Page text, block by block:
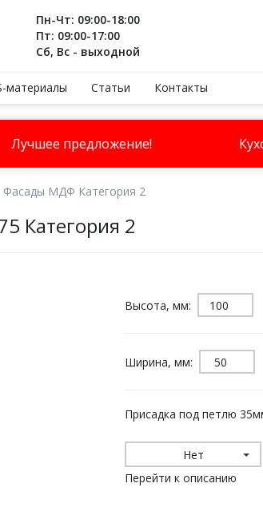
Пн-Чт: 09:00-18:00
Пт: 09:00-17:00
Сб, Вс - выходной
материалы Статьи Контакты
Лучшее предложение!
Фасады МДФ Категория 2
Категория 2
Высота, мм:
Ширина, мм:
Присадка под петлю
Нет
Перейти к описанию